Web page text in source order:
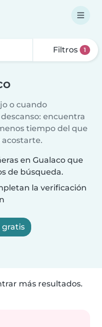
Filtros 1
o cuando
encuentra
tiempo del que
acostarte.
en Gualaco que
de búsqueda.
la verificación
gratis
más resultados.